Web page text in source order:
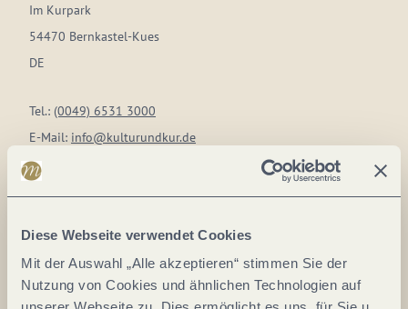
Diese Webseite verwendet Cookies
Mit der Auswahl „Alle akzeptieren“ stimmen Sie der
Nutzung von Cookies und ähnlichen Technologien auf
Im Kurpark
54470 Bernkastel-Kues
DE
Tel.: (0049) 6531 3000
E-Mail: info@kulturundkur.de
Webseite:
Anreise planen